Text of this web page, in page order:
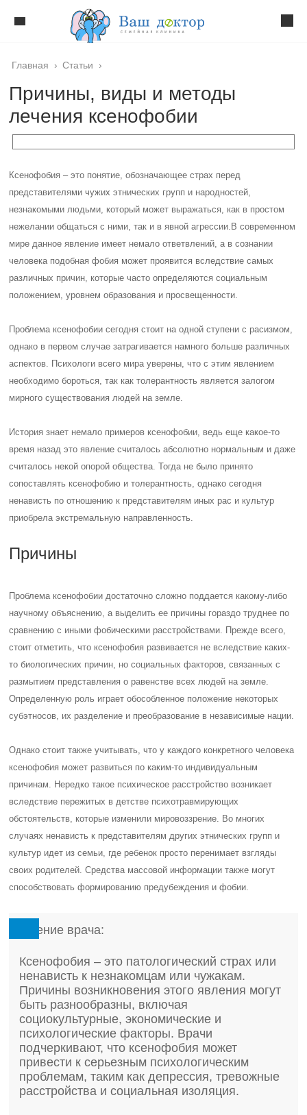
Главная › Статьи ›
Причины, виды и методы
лечения ксенофобии
Ксенофобия – это понятие, обозначающее страх перед
представителями чужих этнических групп и народностей,
незнакомыми людьми, который может выражаться, как в простом
нежелании общаться с ними, так и в явной агрессии. В современном
мире данное явление имеет немало ответвлений, а в сознании
человека подобная фобия может проявится вследствие самых
различных причин, которые часто определяются социальным
положением, уровнем образования и просвещенности.
Проблема ксенофобии сегодня стоит на одной ступени с расизмом,
однако в первом случае затрагивается намного больше различных
аспектов. Психологи всего мира уверены, что с этим явлением
необходимо бороться, так как толерантность является залогом
мирного существования людей на земле.
История знает немало примеров ксенофобии, ведь еще какое-то
время назад это явление считалось абсолютно нормальным и даже
считалось некой опорой общества. Тогда не было принято
сопоставлять ксенофобию и толерантность, однако сегодня
ненависть по отношению к представителям иных рас и культур
приобрела экстремальную направленность.
Причины
Проблема ксенофобии достаточно сложно поддается какому-либо
научному объяснению, а выделить ее причины гораздо труднее по
сравнению с иными фобическими расстройствами. Прежде всего,
стоит отметить, что ксенофобия развивается не вследствие каких-
то биологических причин, но социальных факторов, связанных с
размытием представления о равенстве всех людей на земле.
Определенную роль играет обособленное положение некоторых
субэтносов, их разделение и преобразование в независимые нации.
Однако стоит также учитывать, что у каждого конкретного человека
ксенофобия может развиться по каким-то индивидуальным
причинам. Нередко такое психическое расстройство возникает
вследствие пережитых в детстве психотравмирующих
обстоятельств, которые изменили мировоззрение. Во многих
случаях ненависть к представителям других этнических групп и
культур идет из семьи, где ребенок просто перенимает взгляды
своих родителей. Средства массовой информации также могут
способствовать формированию предубеждения и фобии.
Мнение врача:
Ксенофобия – это патологический страх или
ненависть к незнакомцам или чужакам.
Причины возникновения этого явления могут
быть разнообразны, включая
социокультурные, экономические и
психологические факторы. Врачи
подчеркивают, что ксенофобия может
привести к серьезным психологическим
проблемам, таким как депрессия, тревожные
расстройства и социальная изоляция.